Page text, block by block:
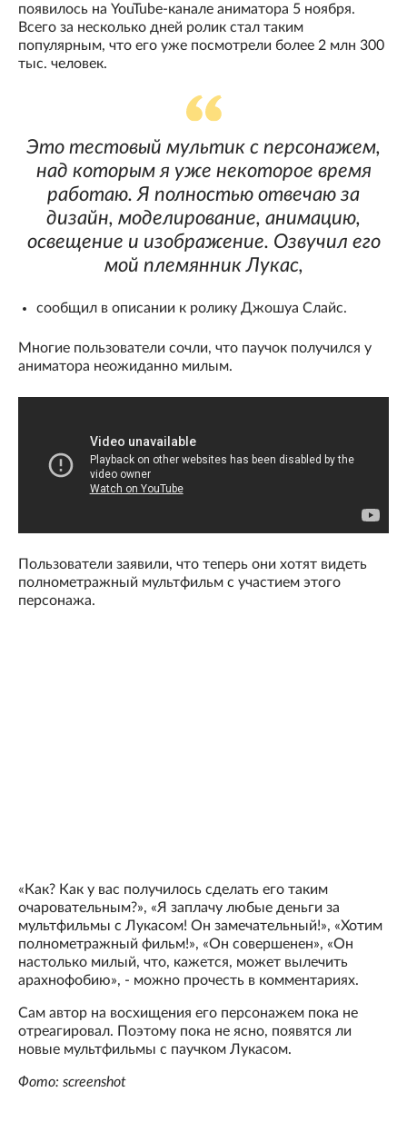
появилось на YouTube-канале аниматора 5 ноября.
Всего за несколько дней ролик стал таким
популярным, что его уже посмотрели более 2 млн 300
тыс. человек.
Это тестовый мультик с персонажем,
над которым я уже некоторое время
работаю. Я полностью отвечаю за
дизайн, моделирование, анимацию,
освещение и изображение. Озвучил его
мой племянник Лукас,
сообщил в описании к ролику Джошуа Слайс.
Многие пользователи сочли, что паучок получился у
аниматора неожиданно милым.
Пользователи заявили, что теперь они хотят видеть
полнометражный мультфильм с участием этого
персонажа.
«Как? Как у вас получилось сделать его таким
очаровательным?», «Я заплачу любые деньги за
мультфильмы с Лукасом! Он замечательный!», «Хотим
полнометражный фильм!», «Он совершенен», «Он
настолько милый, что, кажется, может вылечить
арахнофобию», - можно прочесть в комментариях.
Сам автор на восхищения его персонажем пока не
отреагировал. Поэтому пока не ясно, появятся ли
новые мультфильмы с паучком Лукасом.
Фото: screenshot